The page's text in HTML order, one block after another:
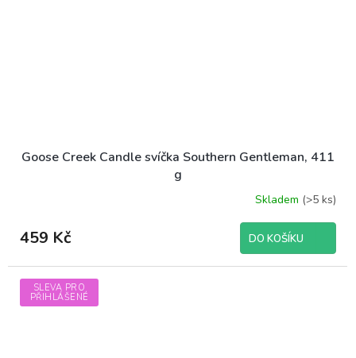
Goose Creek Candle svíčka Southern Gentleman, 411
g
Skladem (>5 ks)
459 Kč DO KOŠÍKU
SLEVA PRO
PŘIHLÁŠENÉ